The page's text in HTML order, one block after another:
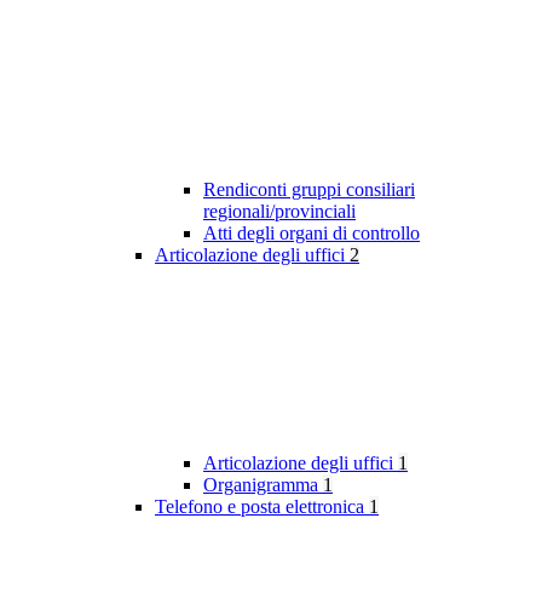
Rendiconti gruppi consiliari
regionali/provinciali
Atti degli organi di controllo
Articolazione degli uffici 2
Articolazione degli uffici 1
Organigramma 1
Telefono e posta elettronica 1